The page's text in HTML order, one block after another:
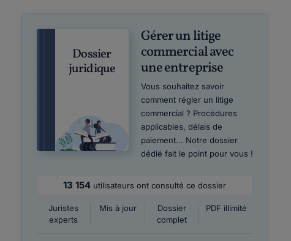
Dossier
juridique
Gérer un litige
commercial avec
une entreprise
Vous souhaitez savoir
comment régler un litige
commercial ? Procédures
applicables, délais de
paiement... Notre dossier
dédié fait le point pour vous !
13 154 utilisateurs ont consulté ce dossier
Juristes
experts
Mis à jour
Dossier
complet
PDF illimité